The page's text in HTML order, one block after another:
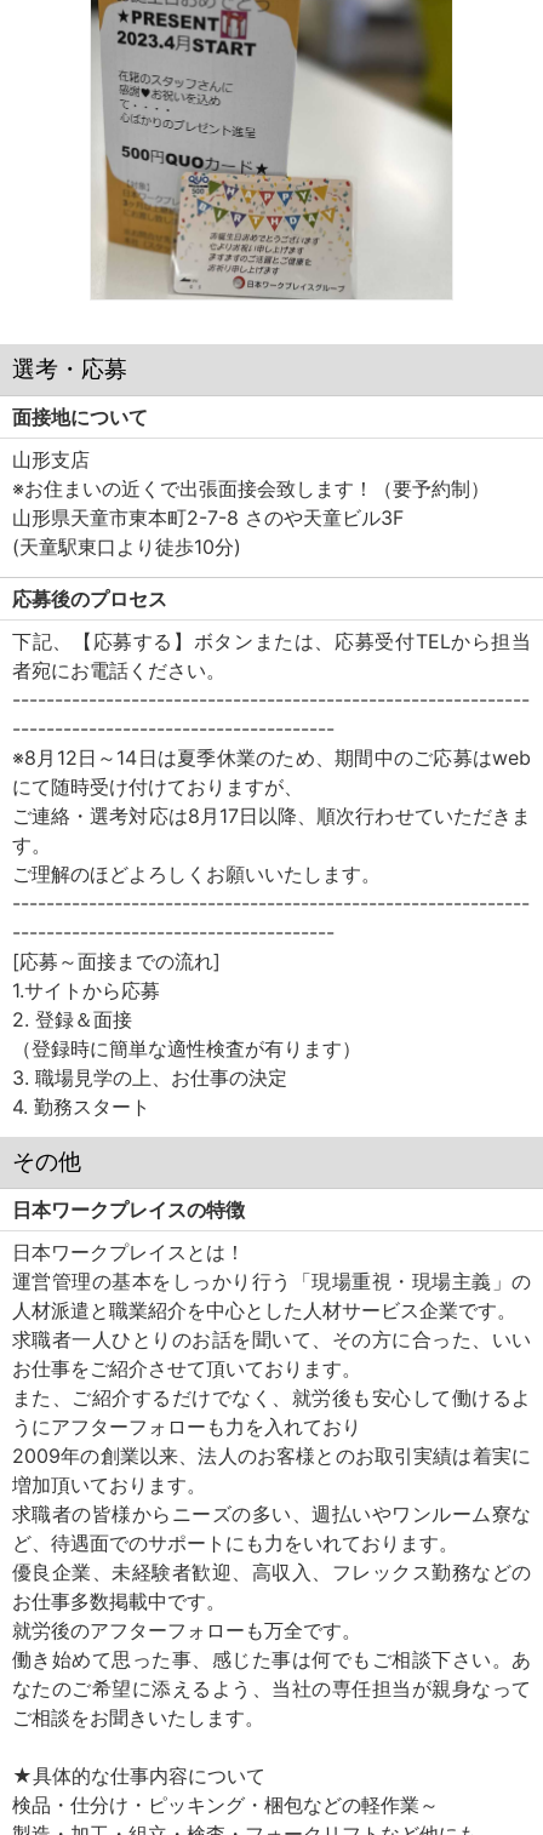
選考・応募
面接地について
山形支店
※お住まいの近くで出張面接会致します！（要予約制）
山形県天童市東本町2-7-8 さのや天童ビル3F
(天童駅東口より徒歩10分)
応募後のプロセス
下記、【応募する】ボタンまたは、応募受付TELから担当
者宛にお電話ください。
-------------------------------------------------------------
--------------------------------------
※8月12日～14日は夏季休業のため、期間中のご応募はweb
にて随時受け付けておりますが、
ご連絡・選考対応は8月17日以降、順次行わせていただきま
す。
ご理解のほどよろしくお願いいたします。
-------------------------------------------------------------
--------------------------------------
[応募～面接までの流れ]
1.サイトから応募
2. 登録＆面接
（登録時に簡単な適性検査が有ります）
3. 職場見学の上、お仕事の決定
4. 勤務スタート
その他
日本ワークプレイスの特徴
日本ワークプレイスとは！
運営管理の基本をしっかり行う「現場重視・現場主義」の
人材派遣と職業紹介を中心とした人材サービス企業です。
求職者一人ひとりのお話を聞いて、その方に合った、いい
お仕事をご紹介させて頂いております。
また、ご紹介するだけでなく、就労後も安心して働けるよ
うにアフターフォローも力を入れており
2009年の創業以来、法人のお客様とのお取引実績は着実に
増加頂いております。
求職者の皆様からニーズの多い、週払いやワンルーム寮な
ど、待遇面でのサポートにも力をいれております。
優良企業、未経験者歓迎、高収入、フレックス勤務などの
お仕事多数掲載中です。
就労後のアフターフォローも万全です。
働き始めて思った事、感じた事は何でもご相談下さい。あ
なたのご希望に添えるよう、当社の専任担当が親身なって
ご相談をお聞きいたします。
★具体的な仕事内容について
検品・仕分け・ピッキング・梱包などの軽作業～